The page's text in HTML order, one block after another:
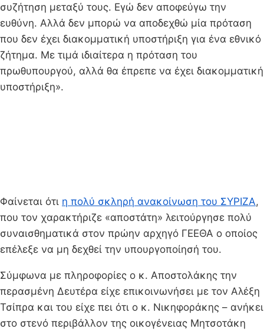
συζήτηση μεταξύ τους. Εγώ δεν αποφεύγω την
ευθύνη. Αλλά δεν μπορώ να αποδεχθώ μία πρόταση
που δεν έχει διακομματική υποστήριξη για ένα εθνικό
ζήτημα. Με τιμά ιδιαίτερα η πρόταση του
πρωθυπουργού, αλλά θα έπρεπε να έχει διακομματική
υποστήριξη».
Φαίνεται ότι η πολύ σκληρή ανακοίνωση του ΣΥΡΙΖΑ,
που τον χαρακτήριζε «αποστάτη» λειτούργησε πολύ
συναισθηματικά στον πρώην αρχηγό ΓΕΕΘΑ ο οποίος
επέλεξε να μη δεχθεί την υπουργοποίησή του.
Σύμφωνα με πληροφορίες ο κ. Αποστολάκης την
περασμένη Δευτέρα είχε επικοινωνήσει με τον Αλέξη
Τσίπρα και του είχε πει ότι ο κ. Νικηφοράκης – ανήκει
στο στενό περιβάλλον της οικογένειας Μητσοτάκη